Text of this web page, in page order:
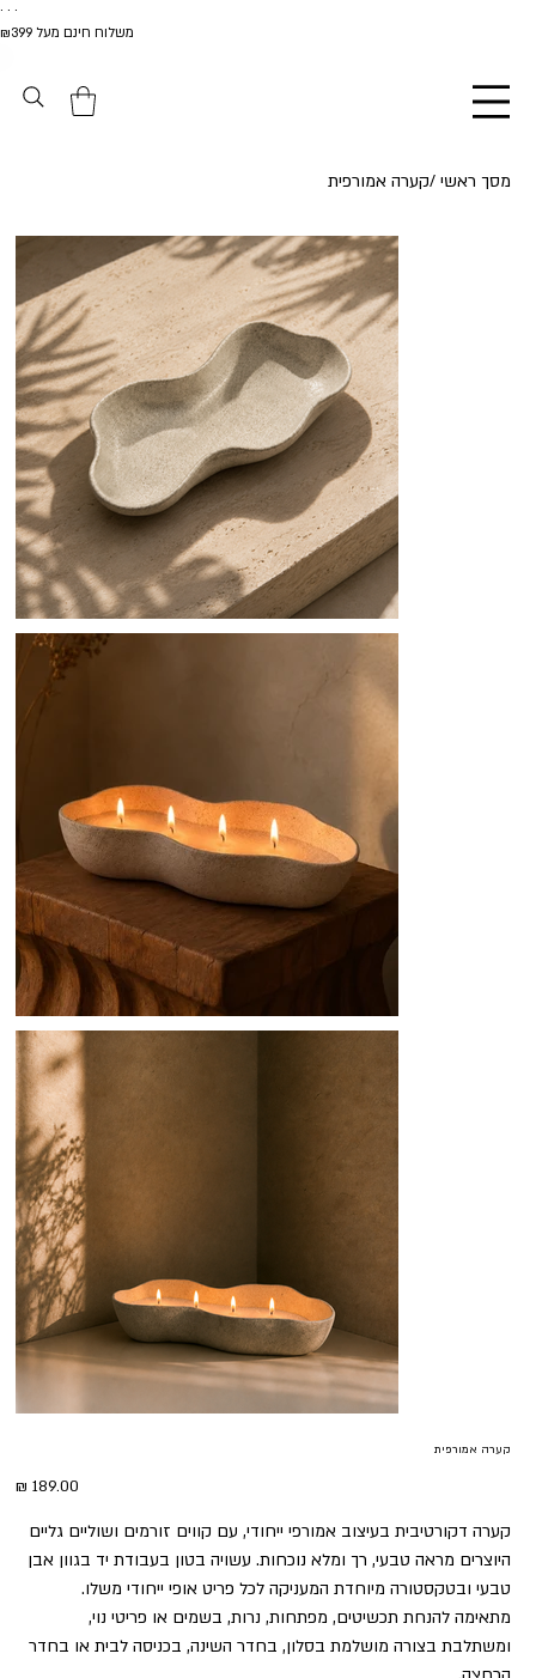
מסך ראשי /קערה אמורפית
קערה אמורפית
קערה דקורטיבית בעיצוב אמורפי ייחודי, עם קווים זורמים ושוליים גליים
היוצרים מראה טבעי, רך ומלא נוכחות. עשויה בטון בעבודת יד בגוון אבן
טבעי ובטקסטורה מיוחדת המעניקה לכל פריט אופי ייחודי משלו.
מתאימה להנחת תכשיטים, מפתחות, נרות, בשמים או פריטי נוי,
ומשתלבת בצורה מושלמת בסלון, בחדר השינה, בכניסה לבית או בחדר